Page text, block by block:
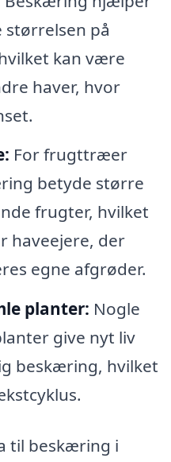
på
kan være
haver, hvor
For frugttræer
betyde større
frugter, hvilket
haveejere, der
egne afgrøder.
planter: Nogle
give nyt liv
beskæring, hvilket
til beskæring i